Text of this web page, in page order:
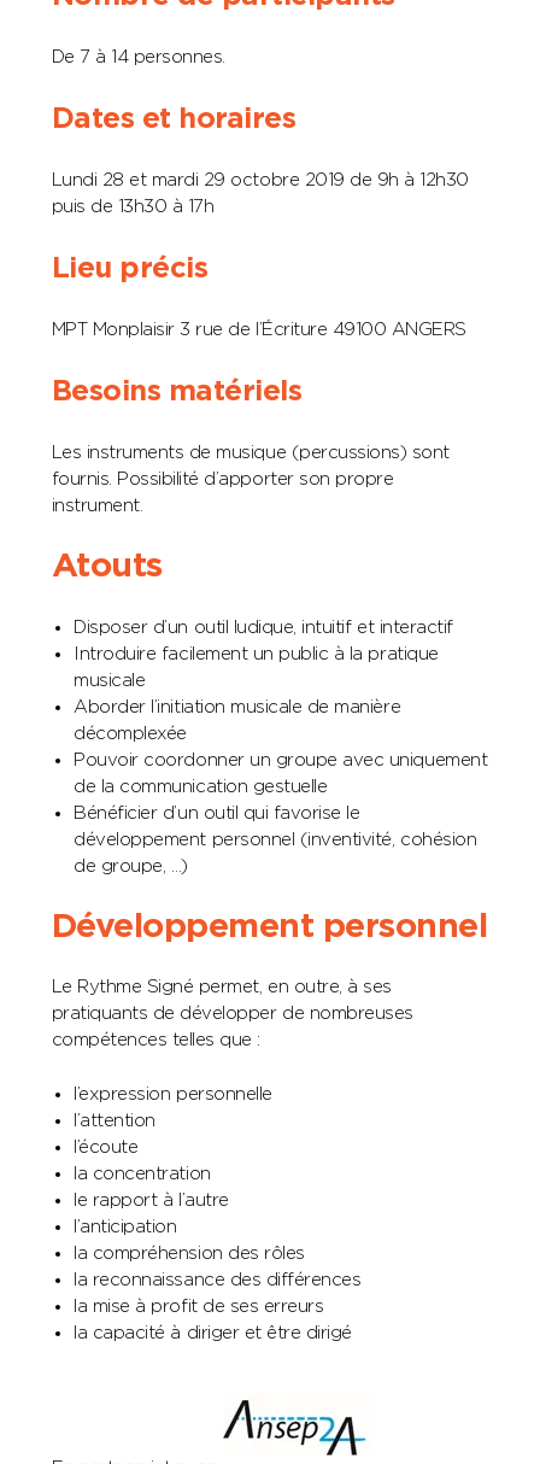
De 7 à 14 personnes.
Dates et horaires
Lundi 28 et mardi 29 octobre 2019 de 9h à 12h30
puis de 13h30 à 17h
Lieu précis
MPT Monplaisir 3 rue de l’Écriture 49100 ANGERS
Besoins matériels
Les instruments de musique (percussions) sont
fournis. Possibilité d’apporter son propre
instrument.
Atouts
Disposer d’un outil ludique, intuitif et interactif
Introduire facilement un public à la pratique
musicale
Aborder l’initiation musicale de manière
décomplexée
Pouvoir coordonner un groupe avec uniquement
de la communication gestuelle
Bénéficier d’un outil qui favorise le
développement personnel (inventivité, cohésion
de groupe, …)
Développement personnel
Le Rythme Signé permet, en outre, à ses
pratiquants de développer de nombreuses
compétences telles que :
l’expression personnelle
l’attention
l’écoute
la concentration
le rapport à l’autre
l’anticipation
la compréhension des rôles
la reconnaissance des différences
la mise à profit de ses erreurs
la capacité à diriger et être dirigé